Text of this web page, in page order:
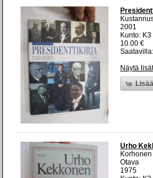
2001
Kunto:
10.00 €
Näytä
Urho
Korhonen
Otava
1975